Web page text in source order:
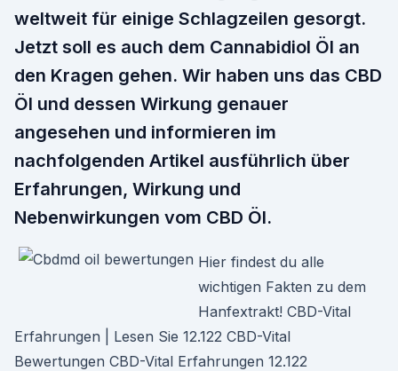
weltweit für einige Schlagzeilen gesorgt.
Jetzt soll es auch dem Cannabidiol Öl an
den Kragen gehen. Wir haben uns das CBD
Öl und dessen Wirkung genauer
angesehen und informieren im
nachfolgenden Artikel ausführlich über
Erfahrungen, Wirkung und
Nebenwirkungen vom CBD Öl.
Hier findest du alle
wichtigen Fakten zu dem
Hanfextrakt! CBD-Vital
Erfahrungen | Lesen Sie 12.122 CBD-Vital
Bewertungen CBD-Vital Erfahrungen 12.122